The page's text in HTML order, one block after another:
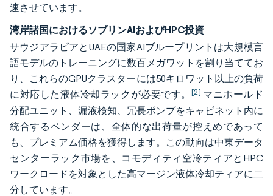
速させています。
湾岸諸国におけるソブリンAIおよびHPC投資
サウジアラビアとUAEの国家AIブループリントは大規模言
語モデルのトレーニングに数百メガワットを割り当ててお
り、これらのGPUクラスターには50キロワット以上の負荷
に対応した液体冷却ラックが必要です。 [2] マニホールド
分配ユニット、漏液検知、冗長ポンプをキャビネット内に
統合するベンダーは、全体的な出荷量が控えめであって
も、プレミアム価格を獲得します。この動向は中東データ
センターラック市場を、コモディティ空冷ティアとHPC
ワークロードを対象とした高マージン液体冷却ティアに二
分しています。